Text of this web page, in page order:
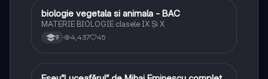
Biologie
biologie vegetala si animala - BAC
MATERIE BIOLOGIE clasele IX Şi X
9 4,437 45